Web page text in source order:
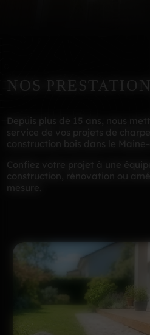
NOS
Depuis plus de 15 ans, nous
service de vos projets de
construction bois dans le
Confiez votre projet à une
construction, rénovation ou
mesure.